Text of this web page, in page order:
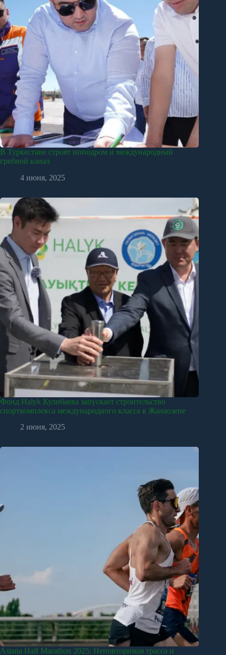
В Туркестане строят ипподром и международный
гребной канал
4 июня, 2025
Фонд Halyk Кулибаева запускает строительство
спорткомплекса международного класса в Жанаозене
2 июня, 2025
Astana Half Marathon 2025: Неповторимая трасса и